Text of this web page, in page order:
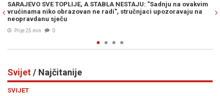
na ovakvim
na
ŠTA SE ZAISTA DOGODILO: Policajca snimili kako baca
more, poznati detalji koji su uznemirili javnost (VIDEO)
Prije 36 min
Svijet/ Najčitanije